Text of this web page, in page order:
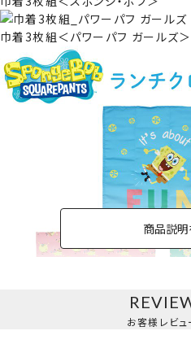
巾着3枚組＜パワーパフ ガールズ＞
商品説明
お客様レビュ